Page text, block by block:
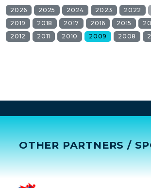
2026 2025 2024 2023 2022
2019
2018 2017 2016 2015
2012
2011 2010 2009 2008
OTHER PARTNERS /